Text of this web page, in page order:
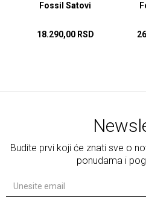
Fossil Satovi
18.290,00 RSD
Budite prvi koji će znati sve o
ponudama i